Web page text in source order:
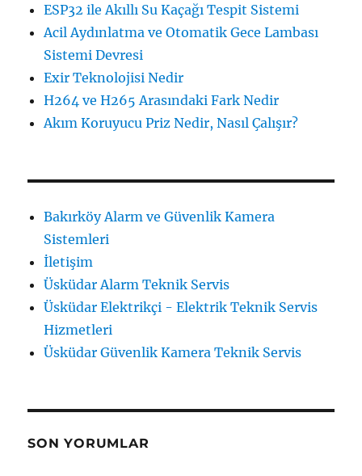
ESP32 ile Akıllı Su Kaçağı Tespit Sistemi
Acil Aydınlatma ve Otomatik Gece Lambası
Sistemi Devresi
Exir Teknolojisi Nedir
H264 ve H265 Arasındaki Fark Nedir
Akım Koruyucu Priz Nedir, Nasıl Çalışır?
Bakırköy Alarm ve Güvenlik Kamera
Sistemleri
İletişim
Üsküdar Alarm Teknik Servis
Üsküdar Elektrikçi - Elektrik Teknik Servis
Hizmetleri
Üsküdar Güvenlik Kamera Teknik Servis
SON YORUMLAR